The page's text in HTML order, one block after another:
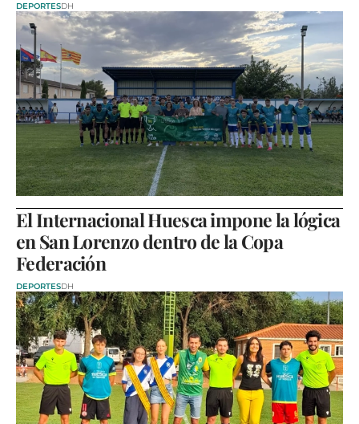
DEPORTESDH
El Internacional Huesca impone la lógica
en San Lorenzo dentro de la Copa
Federación
DEPORTESDH